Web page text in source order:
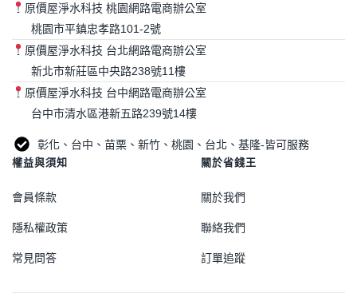
原價屋淨水科技 桃園網路電商辦公室
桃園市平鎮忠孝路101-2號
原價屋淨水科技 台北網路電商辦公室
新北市新莊區中央路238號11樓
原價屋淨水科技 台中網路電商辦公室
台中市清水區港新五路239號14樓
彰化、台中、苗栗、新竹、桃園、台北、基隆-皆可服務
權益與須知
會員條款
隱私權政策
常見問答
關於省錢王
關於我們
聯絡我們
訂單追蹤